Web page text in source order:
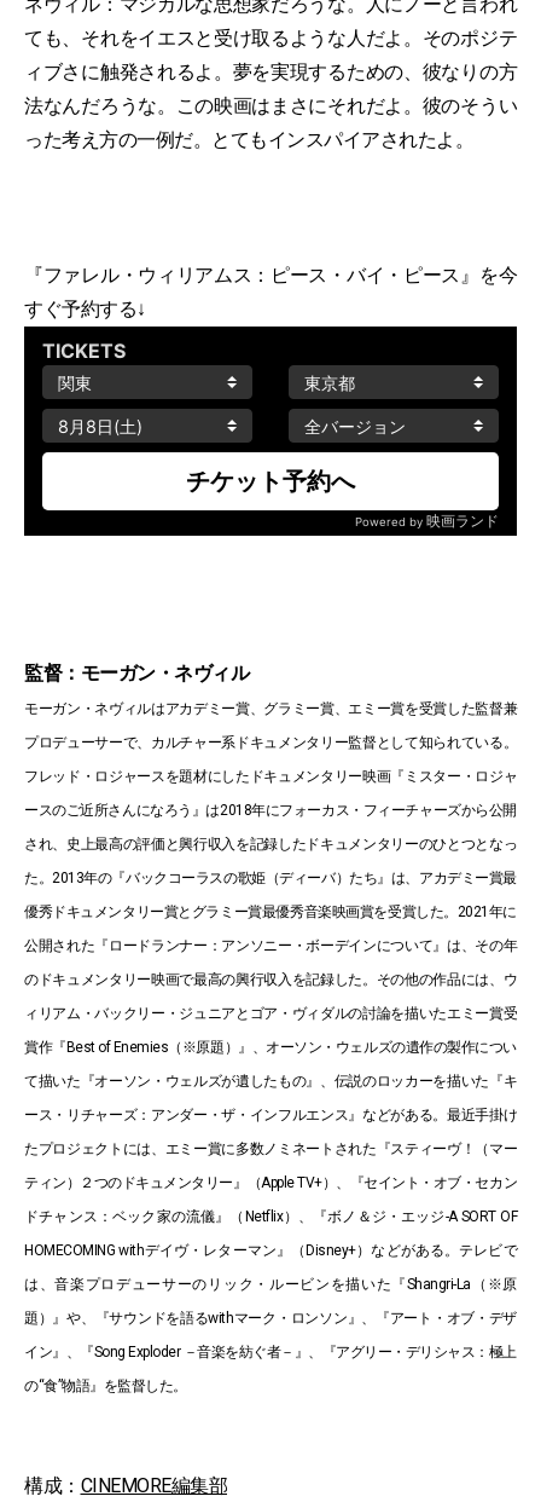
ても、それをイエスと受け取るような人だよ。そのポジテ
ィブさに触発されるよ。夢を実現するための、彼なりの方
法なんだろうな。この映画はまさにそれだよ。彼のそうい
った考え方の一例だ。とてもインスパイアされたよ。
『ファレル・ウィリアムス：ピース・バイ・ピース』を今
すぐ予約する↓
監督：モーガン・ネヴィル
モーガン・ネヴィルはアカデミー賞、グラミー賞、エミー賞を受賞した監督兼
プロデューサーで、カルチャー系ドキュメンタリー監督として知られている。
フレッド・ロジャースを題材にしたドキュメンタリー映画『ミスター・ロジャ
ースのご近所さんになろう』は2018年にフォーカス・フィーチャーズから公開
され、史上最高の評価と興行収入を記録したドキュメンタリーのひとつとなっ
た。2013年の『バックコーラスの歌姫（ディーバ）たち』は、アカデミー賞最
優秀ドキュメンタリー賞とグラミー賞最優秀音楽映画賞を受賞した。2021年に
公開された『ロードランナー：アンソニー・ボーデインについて』は、その年
のドキュメンタリー映画で最高の興行収入を記録した。その他の作品には、ウ
ィリアム・バックリー・ジュニアとゴア・ヴィダルの討論を描いたエミー賞受
賞作『Best of Enemies（※原題）』、オーソン・ウェルズの遺作の製作につい
て描いた『オーソン・ウェルズが遺したもの』、伝説のロッカーを描いた『キ
ース・リチャーズ：アンダー・ザ・インフルエンス』などがある。最近手掛け
たプロジェクトには、エミー賞に多数ノミネートされた『スティーヴ！（マー
ティン）２つのドキュメンタリー』（Apple TV+）、『セイント・オブ・セカン
ドチャンス：ベック家の流儀』（Netflix）、『ボノ＆ジ・エッジ-A SORT OF
HOMECOMING withデイヴ・レターマン』（Disney+）などがある。テレビで
は、音楽プロデューサーのリック・ルービンを描いた『Shangri-La（※原
題）』や、『サウンドを語るwithマーク・ロンソン』、『アート・オブ・デザ
イン』、『Song Exploder －音楽を紡ぐ者－』、『アグリー・デリシャス：極上
の“食”物語』を監督した。
構成： CINEMORE編集部